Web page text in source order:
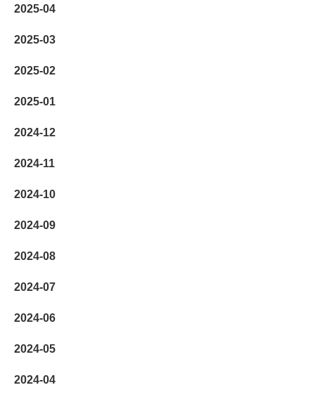
2025-04
2025-03
2025-02
2025-01
2024-12
2024-11
2024-10
2024-09
2024-08
2024-07
2024-06
2024-05
2024-04